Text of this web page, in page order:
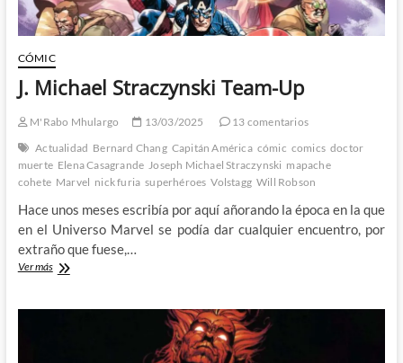
CÓMIC
J. Michael Straczynski Team-Up
M'Rabo Mhulargo 13/03/2025
13 comentarios
Actualidad Bernard Chang Capitán América cómic comics doctor
muerte Elena Casagrande Joseph Michael Straczynski mapache
cohete Marvel nick furia superhéroes Volstagg Will Robson
Hace unos meses escribía por aquí añorando la época en la que
en el Universo Marvel se podía dar cualquier encuentro, por
extraño que fuese,…
Ver másJ.